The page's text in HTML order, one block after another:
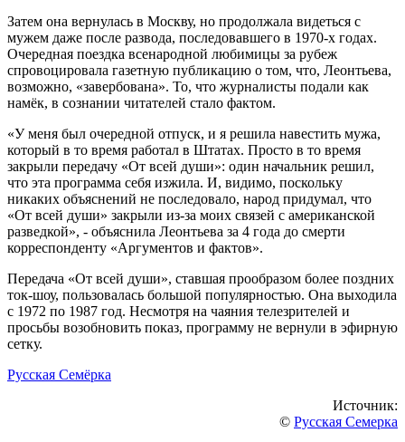
Затем она вернулась в Москву, но продолжала видеться с
мужем даже после развода, последовавшего в 1970-х годах.
Очередная поездка всенародной любимицы за рубеж
спровоцировала газетную публикацию о том, что, Леонтьева,
возможно, «завербована». То, что журналисты подали как
намёк, в сознании читателей стало фактом.
«У меня был очередной отпуск, и я решила навестить мужа,
который в то время работал в Штатах. Просто в то время
закрыли передачу «От всей души»: один начальник решил,
что эта программа себя изжила. И, видимо, поскольку
никаких объяснений не последовало, народ придумал, что
«От всей души» закрыли из-за моих связей с американской
разведкой», - объяснила Леонтьева за 4 года до смерти
корреспонденту «Аргументов и фактов».
Передача «От всей души», ставшая прообразом более поздних
ток-шоу, пользовалась большой популярностью. Она выходила
с 1972 по 1987 год. Несмотря на чаяния телезрителей и
просьбы возобновить показ, программу не вернули в эфирную
сетку.
Русская Семёрка
Источник:
© Русская Семерка